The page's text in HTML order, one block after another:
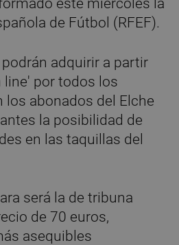
este miércoles la
de Fútbol (RFEF).
adquirir a partir
line' por todos los
los abonados del Elche
la posibilidad de
en las taquillas del
será la de tribuna
de 70 euros,
asequibles